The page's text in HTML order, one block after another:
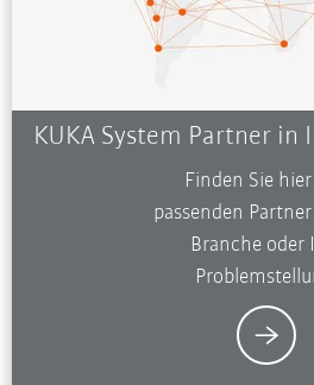
KUKA System Partner in
Finden Sie
passenden
Branche oder